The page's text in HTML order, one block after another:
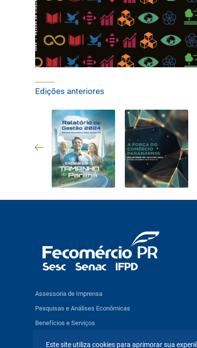
Edições anteriores
Assessoria de Imprensa
Pesquisas e Análises Econômicas
Benefícios e Serviços
Este site utiliza cookies para aprimorar sua